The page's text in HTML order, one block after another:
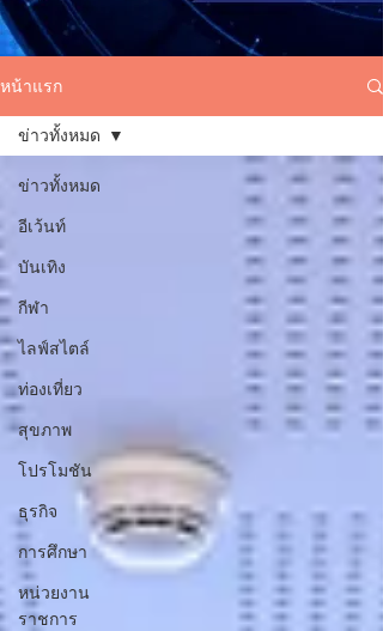
หน้าแรก
ข่าวทั้งหมด
อีเว้นท์
บันเทิง
กีฬา
ไลฟ์สไตล์
ท่องเที่ยว
สุขภาพ
โปรโมชัน
ธุรกิจ
การศึกษา
หน่วยงาน
ราชการ
ข่าวทั้งหมด